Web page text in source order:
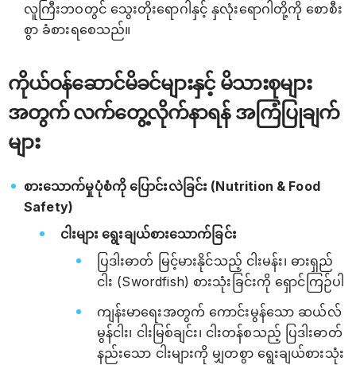
လူကြီးဘဝတွင် သွေးတိုးရောဂါနှင့် နှလုံးရောဂါတို့ကို စောစီး
စွာ ခံစားရစေသည်။
ကိုယ်ဝန်ဆောင်မိခင်များနှင့် မိသားစုများ
အတွက် လက်တွေ့လိုက်နာရန် အကြံပြုချက်
များ
စားသောက်မှုပုံစံကို ပြောင်းလဲခြင်း (Nutrition & Food
Safety)
ငါးများ ရွေးချယ်စားသောက်ခြင်း
ပြဒါးဓာတ် မြင့်မားနိုင်သည့် ငါးမန်း၊ ဓားရှည်
ငါး (Swordfish) စားသုံးခြင်းကို ရှောင်ကြဉ်ပါ
ကျန်းမာရေးအတွက် ကောင်းမွန်သော ဆယ်လ်
မွန်ငါး၊ ငါးမြစ်ချင်း၊ ငါးတန်စသည့် ပြဒါးဓာတ်
နည်းသော ငါးများကို မျှတစွာ ရွေးချယ်စားသုံး